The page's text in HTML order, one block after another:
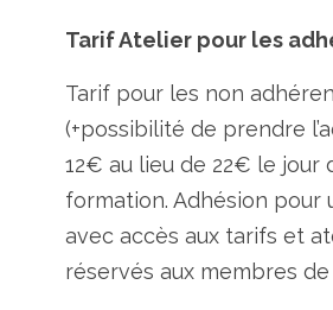
Tarif Atelier pour les
Tarif pour les non
(+possibilité de prendre
12€ au lieu de 22€ le jour
formation. Adhésion pour
avec accès aux tarifs et
réservés aux membres de